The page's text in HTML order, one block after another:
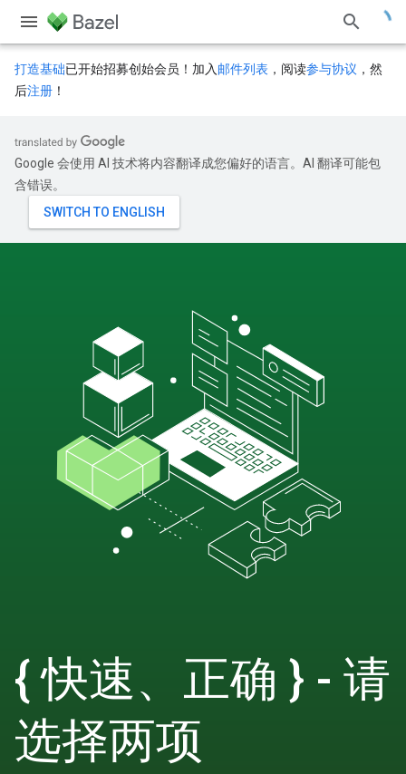
打造基础已开始招募创始会员！加入 邮件列表 ，阅读参与协议 ，然
后注册 ！
Google 会使用 AI 技术将内容翻译成您偏好的语言。AI 翻译可能包
含错误。
{ 快速、正确 } - 请
选择两项